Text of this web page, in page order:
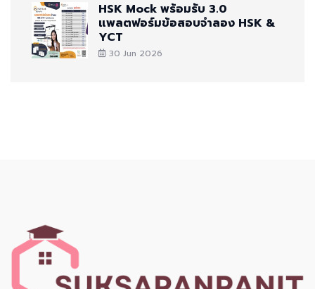
HSK Mock พร้อมรับ 3.0
แพลตฟอร์มข้อสอบจำลอง HSK &
YCT
30 Jun 2026